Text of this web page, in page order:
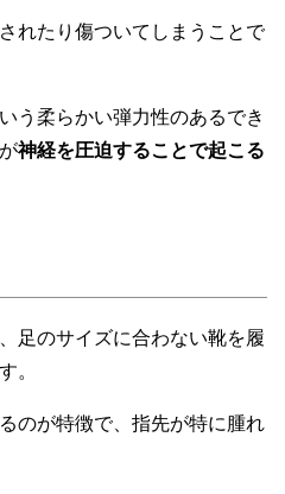
れたり傷ついてしまうことで
う柔らかい弾力性のあるでき
神経を圧迫することで起こる
足のサイズに合わない靴を履
。
のが特徴で、指先が特に腫れ